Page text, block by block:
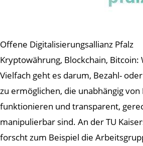
Offene Digitalisierungsallianz Pfalz
Kryptowährung, Blockchain, Bitcoin:
Vielfach geht es darum, Bezahl-
zu ermöglichen, die unabhängig
funktionieren und transparent,
manipulierbar sind. An der TU
forscht zum Beispiel die